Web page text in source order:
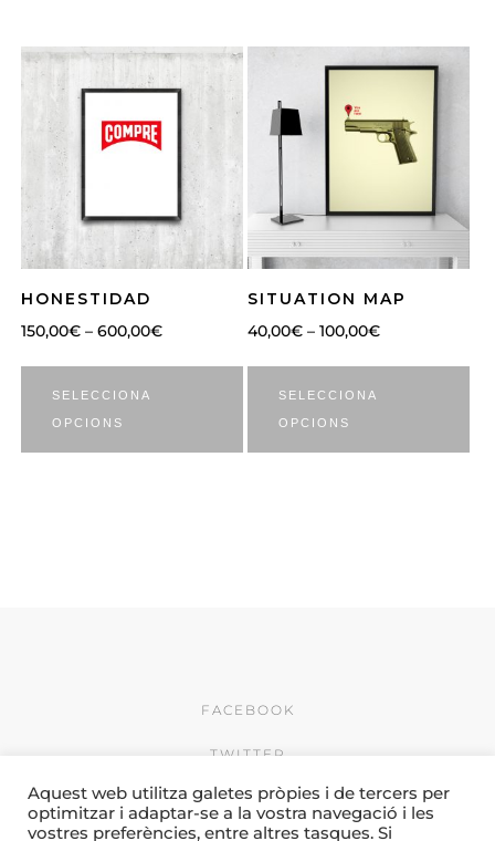
HONESTIDAD
150,00€ – 600,00€
SELECCIONA
OPCIONS
SITUATION MAP
40,00€ – 100,00€
SELECCIONA
OPCIONS
FACEBOOK
TWITTER
INSTAGRAM
Aquest web utilitza galetes pròpies i de tercers per
optimitzar i adaptar-se a la vostra navegació i les
vostres preferències, entre altres tasques. Si